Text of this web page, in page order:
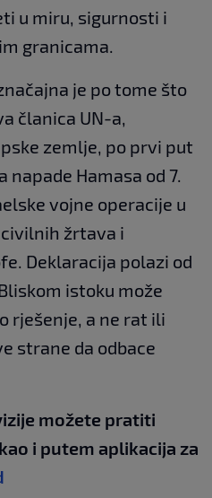
u miru, sigurnosti i
granicama.
je po tome što
članica UN-a,
zemlje, po prvi put
Hamasa od 7.
vojne operacije u
civilnih žrtava i
Deklaracija polazi od
istoku može
rješenje, a ne rat ili
strane da odbace
možete pratiti
kao i putem aplikacija za